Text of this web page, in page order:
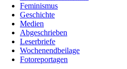
Feminismus
Geschichte
Medien
Abgeschrieben
Leserbriefe
Wochenendbeilage
Fotoreportagen